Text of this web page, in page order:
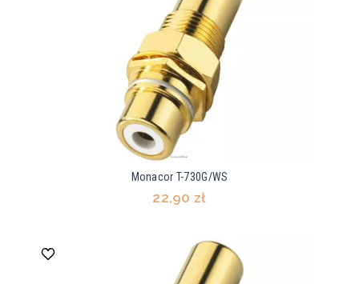
Monacor T-730G/WS
22,90 zł